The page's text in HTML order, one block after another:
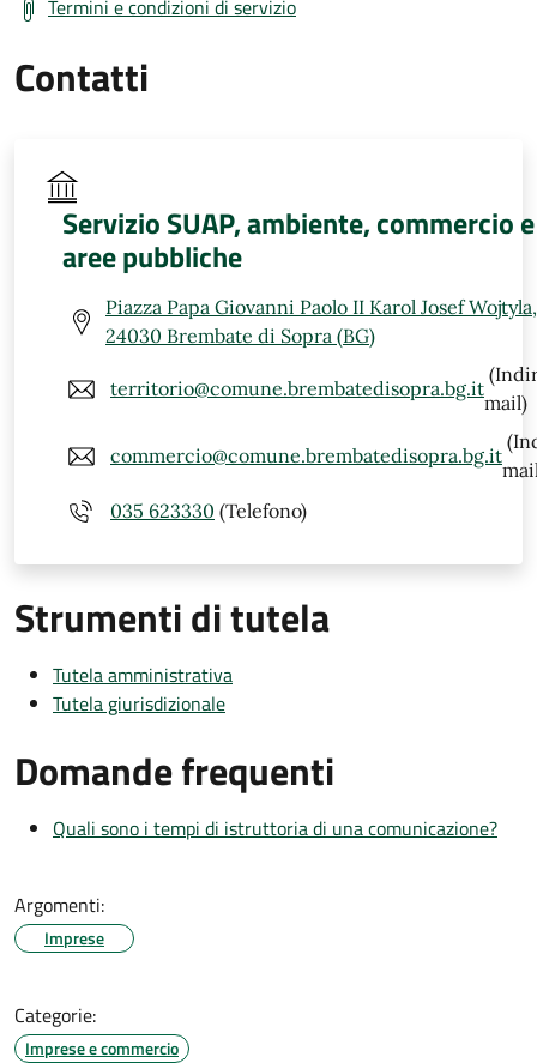
Termini e condizioni di servizio
Contatti
Servizio SUAP, ambiente, commercio e
aree pubbliche
Piazza Papa Giovanni Paolo II Karol Josef
24030 Brembate di Sopra (BG)
territorio@comune.brembatedisopra.bg.it
mail)
commercio@comune.brembatedisopra.bg.it
035 623330 (Telefono)
Strumenti di tutela
Tutela amministrativa
Tutela giurisdizionale
Domande frequenti
Quali sono i tempi di istruttoria di una comunicazione?
Argomenti:
Imprese
Categorie:
Imprese e commercio